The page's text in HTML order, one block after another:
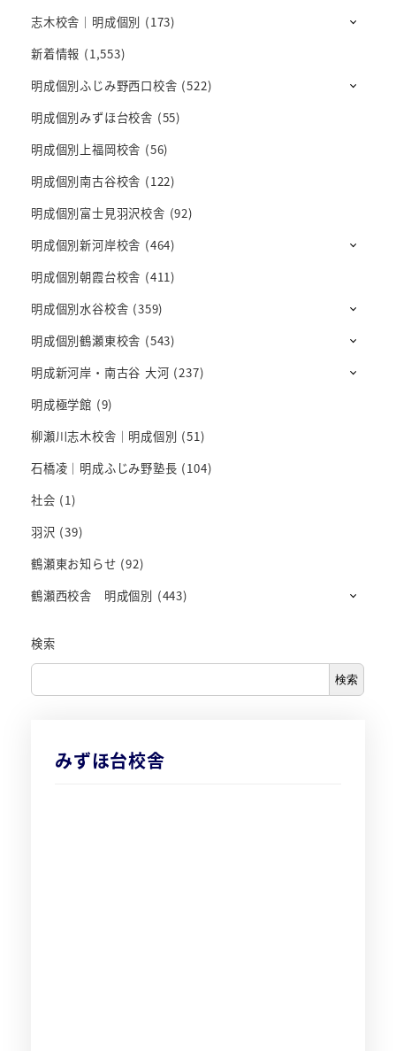
志木校舎｜明成個別 (173)
新着情報 (1,553)
明成個別ふじみ野西口校舎 (522)
明成個別みずほ台校舎 (55)
明成個別上福岡校舎 (56)
明成個別南古谷校舎 (122)
明成個別富士見羽沢校舎 (92)
明成個別新河岸校舎 (464)
明成個別朝霞台校舎 (411)
明成個別水谷校舎 (359)
明成個別鶴瀬東校舎 (543)
明成新河岸・南古谷 大河 (237)
明成極学館 (9)
柳瀬川志木校舎｜明成個別 (51)
石橋凌｜明成ふじみ野塾長 (104)
社会 (1)
羽沢 (39)
鶴瀬東お知らせ (92)
鶴瀬西校舎 明成個別 (443)
検索
検索
みずほ台校舎